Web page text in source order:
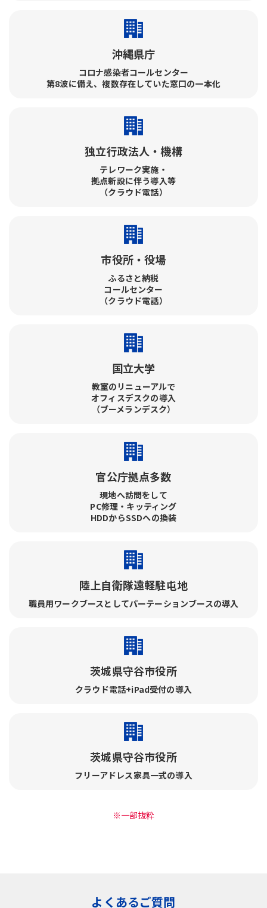
沖縄県庁
コロナ感染者コールセンター​
第8波に備え、複数存在していた窓口の一本化
独立行政法人・機構
テレワーク実施・​
拠点新設に伴う導入等
（クラウド電話）
市役所・役場
ふるさと納税​
コールセンター​
（クラウド電話）
国立大学
教室のリニューアルで​
オフィスデスクの導入​
（ブーメランデスク）
官公庁拠点多数
現地へ訪問をして​
PC修理・キッティング​
HDDからSSDへの換装
陸上自衛隊遠軽駐屯地
職員用ワークブースとしてパーテーションブースの導入
茨城県守谷市役所
クラウド電話+iPad受付の導入
茨城県守谷市役所
フリーアドレス家具一式の導入
※一部抜粋
よくあるご質問